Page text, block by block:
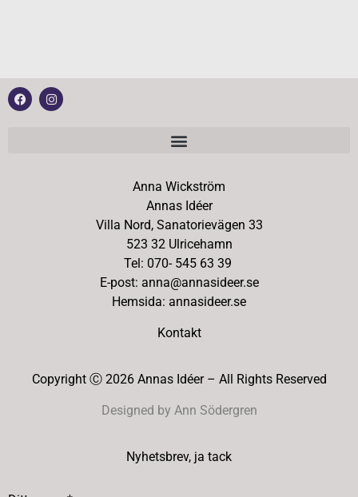
Anna Wickström
Annas Idéer
Villa Nord, Sanatorievägen 33
523 32 Ulricehamn
Tel: 070- 545 63 39
E-post: anna@annasideer.se
Hemsida: annasideer.se
Kontakt
Copyright Ⓒ 2026 Annas Idéer – All Rights Reserved
Designed by Ann Södergren
Nyhetsbrev, ja tack